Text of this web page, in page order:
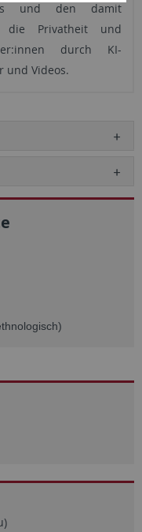
und den damit
die Privatheit und
durch KI-
und Videos.